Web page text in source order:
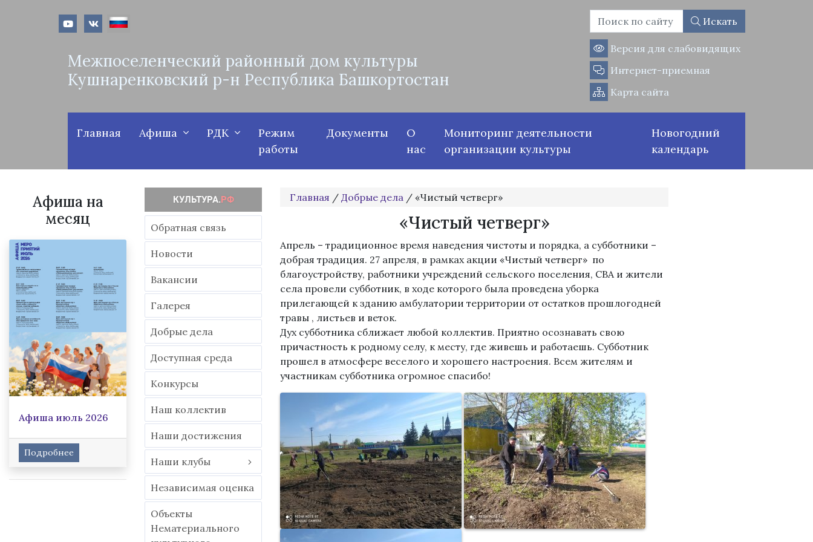
Искать
Межпоселенческий районный дом культуры
Кушнаренковский р-н Республика Башкортостан
Версия для слабовидящих
Интернет-приемная
Карта сайта
Главная Афиша РДК
Режим
работы
Документы
О
нас
Мониторинг деятельности
организации культуры
Новогодний
календарь
Афиша на
месяц
Афиша июль 2026
Подробнее
Обратная связь
Новости
Вакансии
Гaлерея
Добрые дела
Доступная среда
Конкурсы
Наш коллектив
Наши достижения
Наши клубы
Независимая оценка
Объекты
Нематериального
Главная / Добрые дела / «Чистый четверг»
«Чистый четверг»
Апрель – традиционное время наведения чистоты и порядка, а субботники –
добрая традиция. 27 апреля, в рамках акции «Чистый четверг» по
благоустройству, работники учреждений сельского поселения, СВА и жители
села провели субботник, в ходе которого была проведена уборка
прилегающей к зданию амбулатории территории от остатков прошлогодней
травы , листьев и веток.
Дух субботника сближает любой коллектив. Приятно осознавать свою
причастность к родному селу, к месту, где живешь и работаешь. Субботник
прошел в атмосфере веселого и хорошего настроения. Всем жителям и
участникам субботника огромное спасибо!